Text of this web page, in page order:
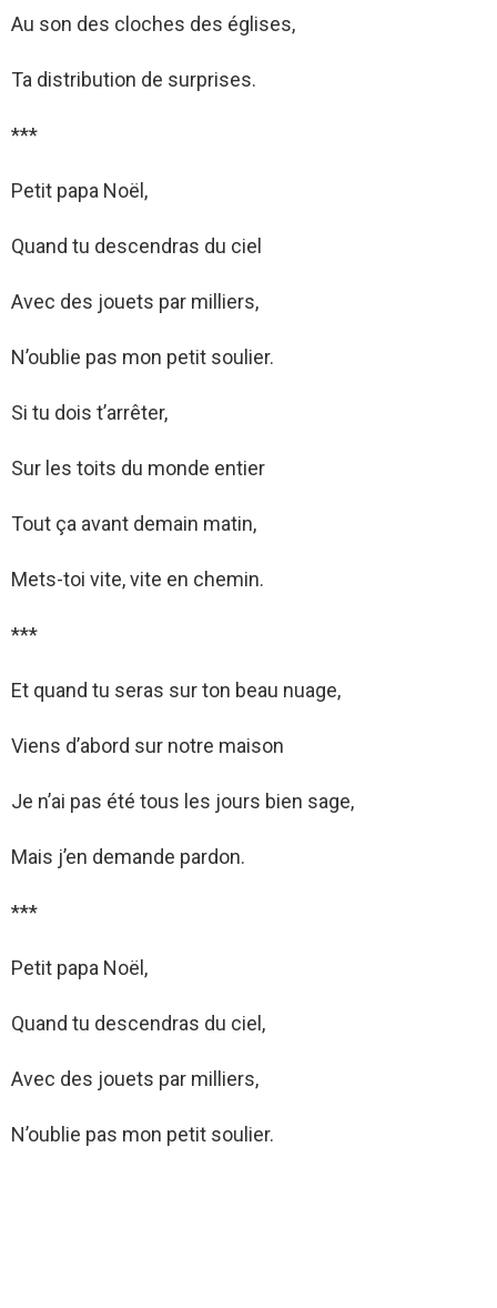
Au son des cloches des églises,
Ta distribution de surprises.
***
Petit papa Noël,
Quand tu descendras du ciel
Avec des jouets par milliers,
N’oublie pas mon petit soulier.
Si tu dois t’arrêter,
Sur les toits du monde entier
Tout ça avant demain matin,
Mets-toi vite, vite en chemin.
***
Et quand tu seras sur ton beau nuage,
Viens d’abord sur notre maison
Je n’ai pas été tous les jours bien sage,
Mais j’en demande pardon.
***
Petit papa Noël,
Quand tu descendras du ciel,
Avec des jouets par milliers,
N’oublie pas mon petit soulier.